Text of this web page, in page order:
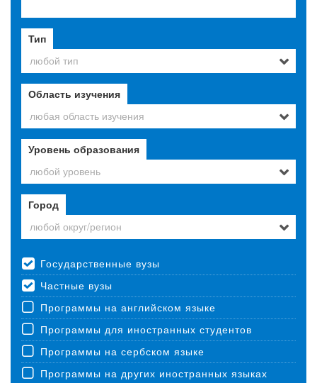
Тип
любой тип
Область изучения
любая область изучения
Уровень образования
любой уровень
Город
любой округ/регион
Государственные вузы
Частные вузы
Программы на английском языке
Программы для иностранных студентов
Программы на сербском языке
Программы на других иностранных языках